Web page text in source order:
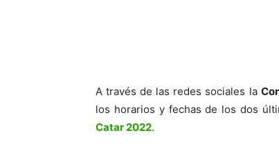
A través de las redes sociales la
los horarios y fechas de los dos
Catar 2022.